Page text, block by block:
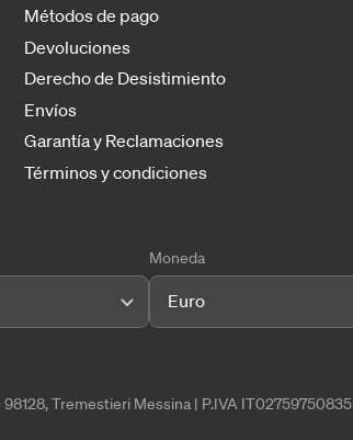
Métodos de pago
Devoluciones
Derecho de Desistimiento
Envíos
Garantía y Reclamaciones
Términos y condiciones
Moneda
Euro
98128, Tremestieri Messina | P.IVA IT02759750835